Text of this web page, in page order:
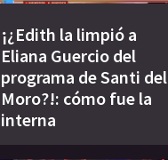
¡¿Edith la limpió a
Eliana Guercio del
programa de Santi del
Moro?!: cómo fue la
interna